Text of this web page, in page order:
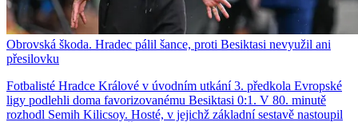
Obrovská škoda. Hradec pálil šance, proti Besiktasi nevyužil ani
přesilovku
Fotbalisté Hradce Králové v úvodním utkání 3. předkola Evropské
ligy podlehli doma favorizovanému Besiktasi 0:1. V 80. minutě
rozhodl Semih Kilicsoy. Hosté, v jejichž základní sestavě nastoupil